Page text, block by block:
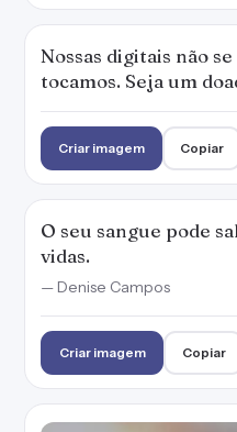
Nossas digitais não
tocamos. Seja um
Criar imagem Copiar
O seu sangue pode
vidas.
— Denise Campos
Criar imagem Copiar